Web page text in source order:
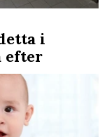
i
efter